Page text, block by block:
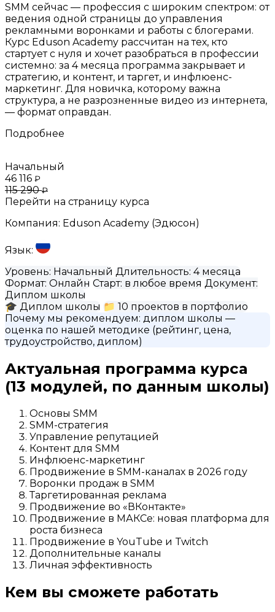
SMM сейчас — профессия с широким спектром: от
ведения одной страницы до управления
рекламными воронками и работы с блогерами.
Курс Eduson Academy рассчитан на тех, кто
стартует с нуля и хочет разобраться в профессии
системно: за 4 месяца программа закрывает и
стратегию, и контент, и таргет, и инфлюенс-
маркетинг. Для новичка, которому важна
структура, а не разрозненные видео из интернета,
— формат оправдан.
Подробнее
Начальный
46 116 ₽
115 290₽
Перейти на страницу курса
Компания: Eduson Academy (Эдюсон)
Язык:
Уровень: Начальный Длительность: 4 месяца
Формат: Онлайн Старт: в любое время Документ:
Диплом школы
🎓 Диплом школы 📁 10 проектов в портфолио
Почему мы рекомендуем: диплом школы —
оценка по нашей методике (рейтинг, цена,
трудоустройство, диплом)
Актуальная программа курса
(13 модулей, по данным школы)
Основы SMM
SMM-стратегия
Управление репутацией
Контент для SMM
Инфлюенс-маркетинг
Продвижение в SMM-каналах в 2026 году
Воронки продаж в SMM
Таргетированная реклама
Продвижение во «ВКонтакте»
Продвижение в МАКСе: новая платформа для
роста бизнеса
Продвижение в YouTube и Twitch
Дополнительные каналы
Личная эффективность
Кем вы сможете работать